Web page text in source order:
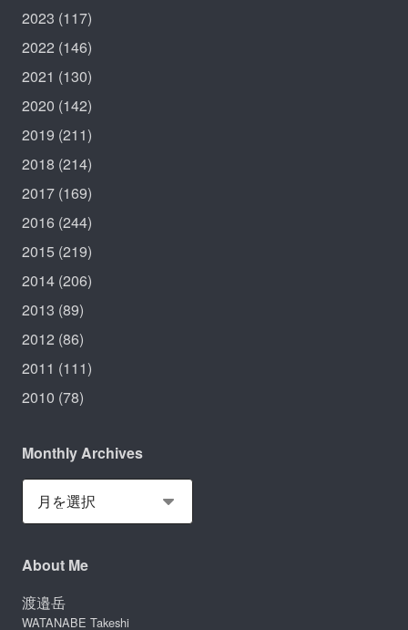
2023 (117)
2022 (146)
2021 (130)
2020 (142)
2019 (211)
2018 (214)
2017 (169)
2016 (244)
2015 (219)
2014 (206)
2013 (89)
2012 (86)
2011 (111)
2010 (78)
Monthly Archives
About Me
渡邉岳
WATANABE Takeshi